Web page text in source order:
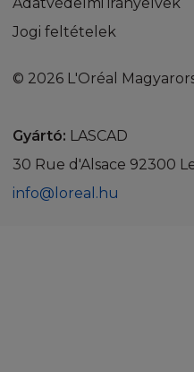
Jogi feltételek
© 2026 L'Oréal
Gyártó: LASCAD
30 Rue d'Alsace 92300
info@loreal.hu